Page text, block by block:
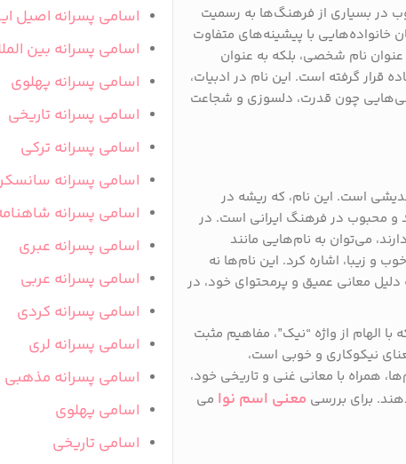
در بسیاری از فرهنگ‌ها به رسمیت
با پیشینه‌های متفاوت
عنوان نام شخصی، بلکه به عنوان
گرفته است. این نام در ادبیات،
چون قدرت، دلسوزی و شجاعت
است. این نام، که ریشه در
و محبوب در فرهنگ ایرانی است. در
می‌توان به نام‌هایی مانند
و زیبا، اشاره کرد. این نام‌ها نه
معانی عمیق و پرمحتوای خود، در
با الهام از واژه “نیک”، مفاهیم مثبت
نیکوکاری و خوبی است،
همراه با معانی غنی و تاریخی خود،
برای بررسی معنی اسم نوا می
اسامی پسرانه اصیل
اسامی پسرانه بین
اسامی پسرانه پهلوی
اسامی پسرانه تاریخی
اسامی پسرانه ترکی
اسامی پسرانه
اسامی پسرانه
اسامی پسرانه عبری
اسامی پسرانه عربی
اسامی پسرانه کردی
اسامی پسرانه لری
اسامی پسرانه مذهبی
اسامی پهلوی
اسامی تاریخی